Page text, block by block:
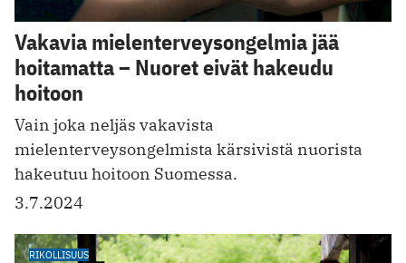
Vakavia mielenterveysongelmia jää
hoitamatta – Nuoret eivät hakeudu
hoitoon
Vain joka neljäs vakavista
mielenterveysongelmista kärsivistä nuorista
hakeutuu hoitoon Suomessa.
3.7.2024
RIKOLLISUUS